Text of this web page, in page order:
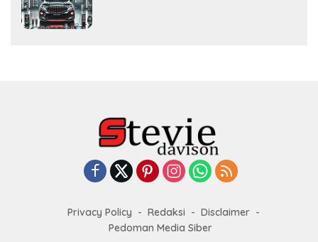
Privacy Policy Redaksi
Disclaimer
Pedoman Media Siber